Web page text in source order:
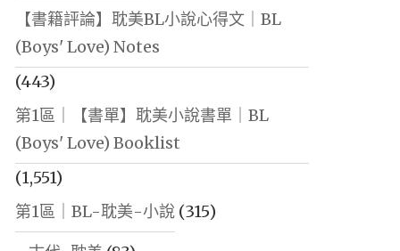
【書籍評論】耽美BL小說心得文｜BL
(Boys' Love) Notes
(443)
第1區｜【書單】耽美小說書單｜BL
(Boys' Love) Booklist
(1,551)
第1區｜BL-耽美-小說(315)